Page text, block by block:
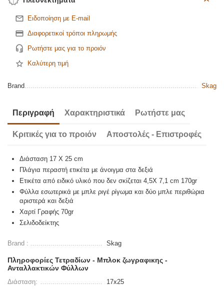
Ειδοποίηση με E-mail
Διαφορετικοί τρόποι πληρωμής
Ρωτήστε μας για το προιόν
Καλύτερη τιμή
Brand Skag
Περιγραφή Χαρακτηριστικά Ρωτήστε μας
Κριτικές για το προιόν Αποστολές - Επιστροφές
Διάσταση 17 Χ 25cm
Πλάγια περαστή ετικέτα με άνοιγμα στα δεξιά
Ετικέτα από ειδικό υλικό που δεν σκίζεται 4,5Χ 7,1cm 170gr
Φύλλα εσωτερικά με μπλε ριγέ ρίγωμα και δύο μπλε περιθώρια
αριστερά και δεξιά
Χαρτί Γραφής 70gr
Σελιδοδείκτης
Brand : Skag
Πληροφορίες Τετραδίων - Μπλοκ ζωγραφικης -
Ανταλλακτικών Φύλλων
Διάσταση: 17x25